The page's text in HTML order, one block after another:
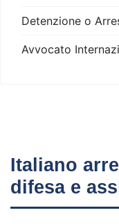
Detenzione o
Avvocato
Italiano
difesa e